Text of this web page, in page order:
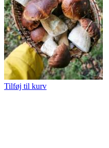
Tilføj til kurv